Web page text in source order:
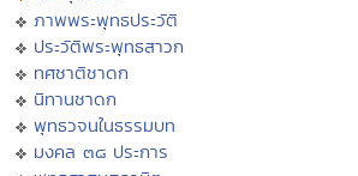
ภาพพระพุทธประวัติ
ประวัติพระพุทธสาวก
ทศชาติชาดก
นิทานชาดก
พุทธวจนในธรรมบท
มงคล ๓๘ ประการ